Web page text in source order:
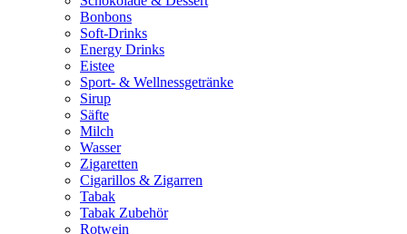
Bonbons
Soft-Drinks
Energy Drinks
Eistee
Sport- & Wellnessgetränke
Sirup
Säfte
Milch
Wasser
Zigaretten
Cigarillos & Zigarren
Tabak
Tabak Zubehör
Rotwein